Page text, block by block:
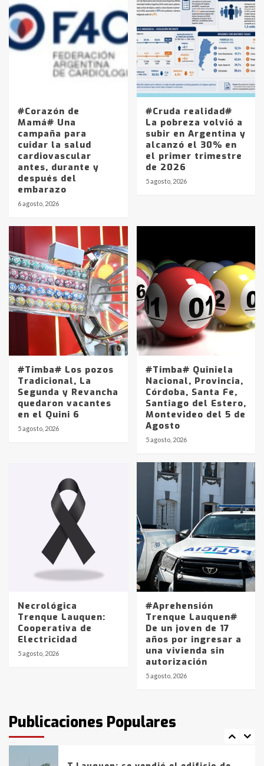
#Corazón de
Mamá# Una
campaña para
cuidar la salud
cardiovascular
antes, durante y
después del
embarazo
6 agosto, 2026
#Cruda realidad#
La pobreza volvió a
subir en Argentina y
alcanzó el 30% en
el primer trimestre
de 2026
5 agosto, 2026
#Timba# Los pozos
Tradicional, La
Segunda y Revancha
quedaron vacantes
en el Quini 6
5 agosto, 2026
#Timba# Quiniela
Nacional, Provincia,
Córdoba, Santa Fe,
Santiago del Estero,
Montevideo del 5 de
Agosto
5 agosto, 2026
Necrológica
Trenque Lauquen:
Cooperativa de
Electricidad
5 agosto, 2026
#Aprehensión
Trenque Lauquen#
De un joven de 17
años por ingresar a
una vivienda sin
autorización
5 agosto, 2026
Publicaciones Populares
Identidad de los adolescentes
pampeanos que fueron
en la mañana del lunes
Accidente en Ruta 5: falleció un
joven de Trenque Lauquen
Los precios de los combustibles en
La Pampa, desde YPF hasta Axion
entre 857 a 1338 pesos
La Bolsa de Cereales de Bahía
Blanca anticipa que Agosto vendrá
con lluvias y heladas, en gran parte
fueron detenidos por
comercialización de drogas en la
tarde del sábado